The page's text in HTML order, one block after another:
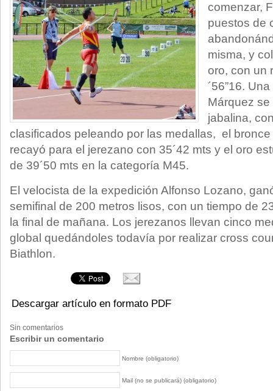
comenzar,
puestos de
misma, y
oro, con un
´56”16.
Márquez
jabalina,
clasificados peleando por las medallas, el bronce
recayó para el jerezano con 35´42 mts y el oro
de 39´50 mts en la categoría M45.
El velocista de la expedición Alfonso Lozano,
semifinal de 200 metros lisos, con un tiempo de
la final de mañana. Los jerezanos llevan cinco
global quedándoles todavía por realizar cross
Biathlon.
Descargar artículo en formato PDF
Sin comentarios
Escribir un comentario
Nombre (obligatorio)
Mail (no se publicará) (obligatorio)